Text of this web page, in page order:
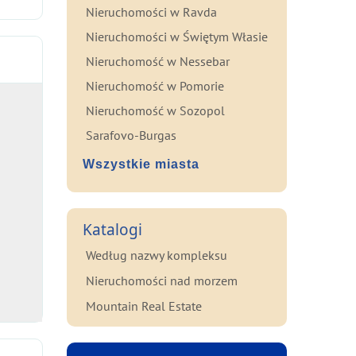
Nieruchomości w Ravda
Nieruchomości w Świętym Własie
Nieruchomość w Nessebar
Nieruchomość w Pomorie
Nieruchomość w Sozopol
Sarafovo-Burgas
Wszystkie miasta
Katalogi
Według nazwy kompleksu
Nieruchomości nad morzem
Mountain Real Estate